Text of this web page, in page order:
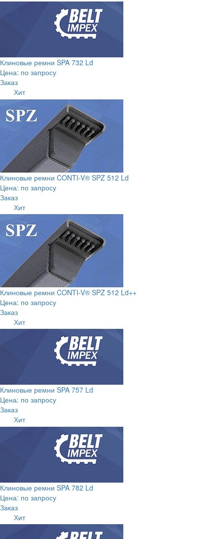
Клиновые ремни SPA 732 Ld
Цена: по запросу
Заказ
Хит
Клиновые ремни CONTI-V® SPZ 512 Ld
Цена: по запросу
Заказ
Хит
Клиновые ремни CONTI-V® SPZ 512 Ld++
Цена: по запросу
Заказ
Хит
Клиновые ремни SPA 757 Ld
Цена: по запросу
Заказ
Хит
Клиновые ремни SPA 782 Ld
Цена: по запросу
Заказ
Хит